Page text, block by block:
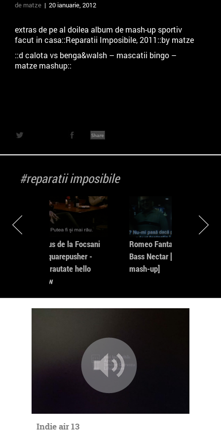
de matze | 20 ianuarie, 2012
extras de pe al doilea album de mash-up sportiv
facut in casa::Reparatii Imposibile, 2011::by matze
::d calota vs benga&walsh – mascatii bingo –
matze mashup::
#reparatii imposibile
Marius de la Focsani
vs Squarepusher -
Fara rautate hello
meow
Romeo Fantastik vs
Bass Nectar [matze
mash-up]
Indie air 13